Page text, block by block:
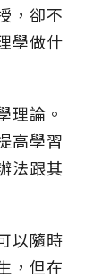
，卻不
學做什
理論。
高學習
法跟其
以隨時
，但在